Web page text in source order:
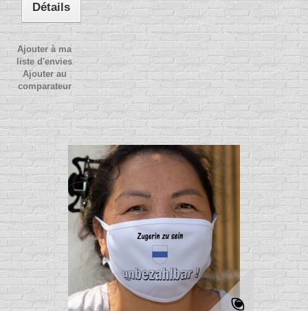
Détails
Ajouter à ma
liste d'envies
Ajouter au
comparateur